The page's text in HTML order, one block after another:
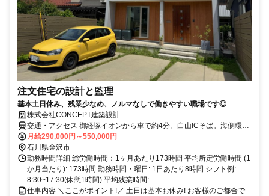
注文住宅の設計と監理
基本土日休み、残業少なめ、ノルマなしで働きやすい職場です◎
株式会社CONCEPT建築設計
交通・アクセス 御経塚イオンから車で約4分。白山ICそば。海側環状
線近く、多方面からのアクセス良好
月給290,000円～550,000円
石川県金沢市
勤務時間詳細 総労働時間：1ヶ月あたり173時間 平均所定労働時間 (1
か月当たり): 173時間 勤務時間・曜日: 1日あたり8時間 シフト例:
8:30~17:30(休憩1時間) 平均残業時間:...
仕事内容 ＼ここがポイント!／ 土日は基本お休み! お客様のご都合で